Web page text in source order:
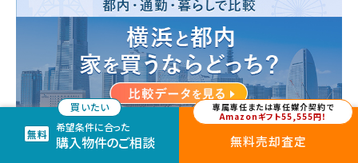
希望条件に合った
購入物件のご相談
専属専任または専任媒介契約で
Amazonギフト55,555円！
無料売却査定